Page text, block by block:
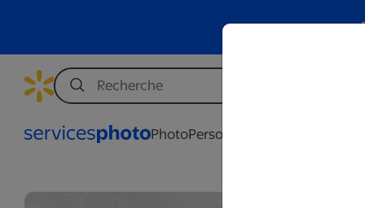
PhotoPersonnalisation